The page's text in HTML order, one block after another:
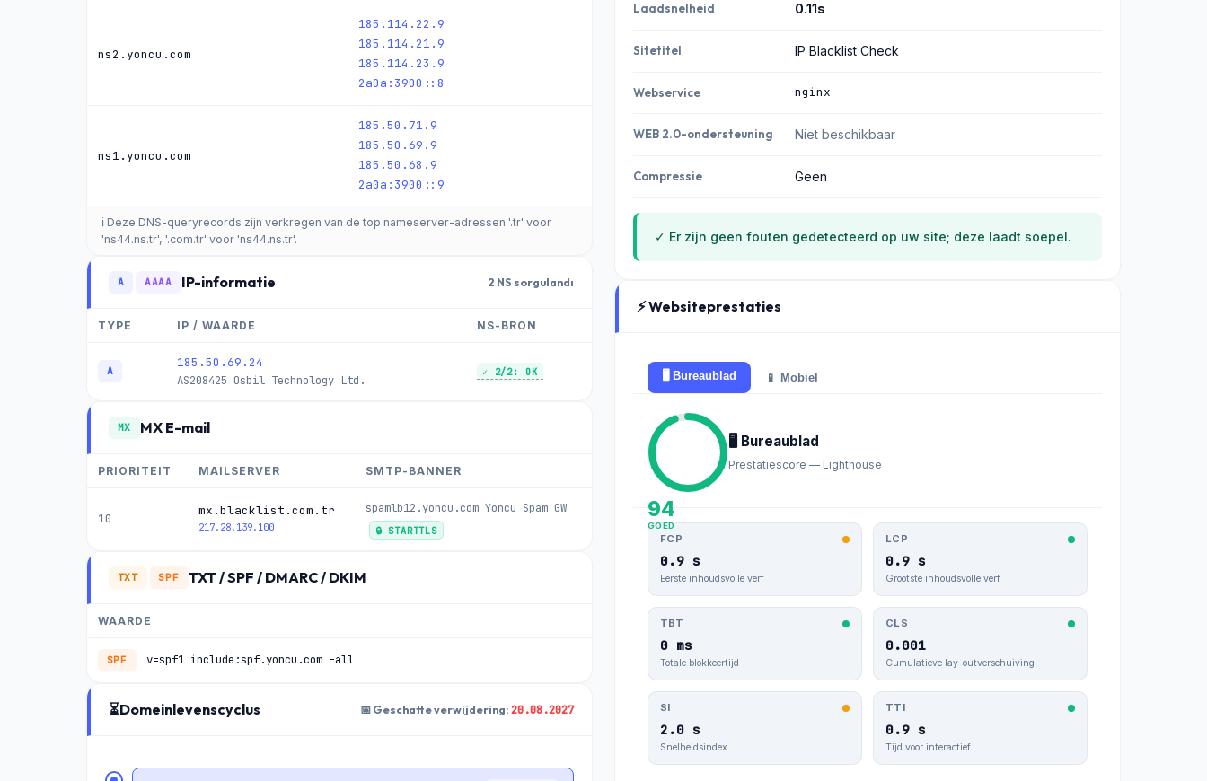
ns2.yoncu.com
185.114.22.9
185.114.21.9
185.114.23.9
2a0a:3900::8
ns1.yoncu.com
185.50.71.9
185.50.69.9
185.50.68.9
2a0a:3900::9
ℹ️ Deze DNS-queryrecords zijn verkregen van de top nameserver-adressen '.tr' voor
'ns44.ns.tr', '.com.tr' voor 'ns44.ns.tr'.
A AAAA IP-informatie 2 NS sorgulandı
TYPE IP / WAARDE NS-BRON
A
185.50.69.24
AS208425 Osbil Technology Ltd.
✓ 2/2: OK
MX MX E-mail
PRIORITEIT MAILSERVER SMTP-BANNER
10
mx.blacklist.com.tr
217.28.139.100
spamlb12.yoncu.com Yoncu Spam GW
🔒 STARTTLS
TXT SPF TXT / SPF / DMARC / DKIM
WAARDE
SPF v=spf1 include:spf.yoncu.com -all
⏳Domeinlevenscyclus 📅 Geschatte verwijdering: 20.08.2027
Laadsnelheid 0.11s
Sitetitel IP Blacklist Check
Webservice nginx
WEB 2.0-ondersteuning Niet beschikbaar
Compressie Geen
✓ Er zijn geen fouten gedetecteerd op uw site; deze laadt soepel.
⚡ Websiteprestaties
🖥️ Bureaublad 📱 Mobiel
94
GOED
🖥️ Bureaublad
Prestatiescore — Lighthouse
FCP
0.9 s
Eerste inhoudsvolle verf
LCP
0.9 s
Grootste inhoudsvolle verf
TBT
0 ms
Totale blokkeertijd
CLS
0.001
Cumulatieve lay-outverschuiving
SI
2.0 s
Snelheidsindex
TTI
0.9 s
Tijd voor interactief